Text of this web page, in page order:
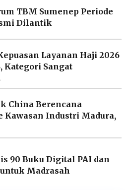
TBM Sumenep Periode
Dilantik
Layanan Haji 2026
Kategori Sangat
China Berencana
Kawasan Industri Madura,
90 Buku Digital PAI dan
Madrasah